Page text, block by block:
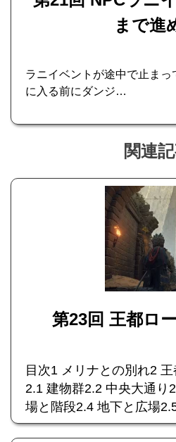
まで進
ラニイベントが途中で止ま
に入る前にダンジ…
関連
第23回 王都ロ
目次1 メリナとの別れ2
2.1 建物群2.2 中央大通り
場と階段2.4 地下と広場